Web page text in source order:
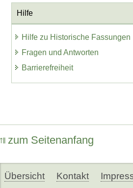
Hilfe
Hilfe zu Historische Fassungen
Fragen und Antworten
Barrierefreiheit
zum Seitenanfang
Übersicht Kontakt